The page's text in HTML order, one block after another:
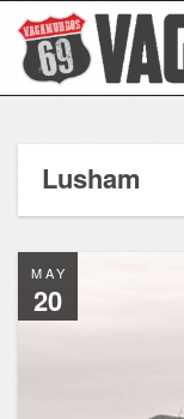
Lusham
MAY
20